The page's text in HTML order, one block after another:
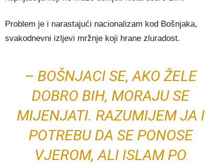
Problem je i narastajući nacionalizam kod Bošnjaka,
svakodnevni izljevi mržnje koji hrane zluradost.
– BOŠNJACI SE, AKO ŽELE
DOBRO BIH, MORAJU SE
MIJENJATI. RAZUMIJEM JA I
POTREBU DA SE PONOSE
VJEROM, ALI ISLAM PO